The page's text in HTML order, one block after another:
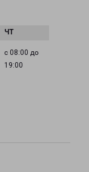
с 08:00 до
19:00